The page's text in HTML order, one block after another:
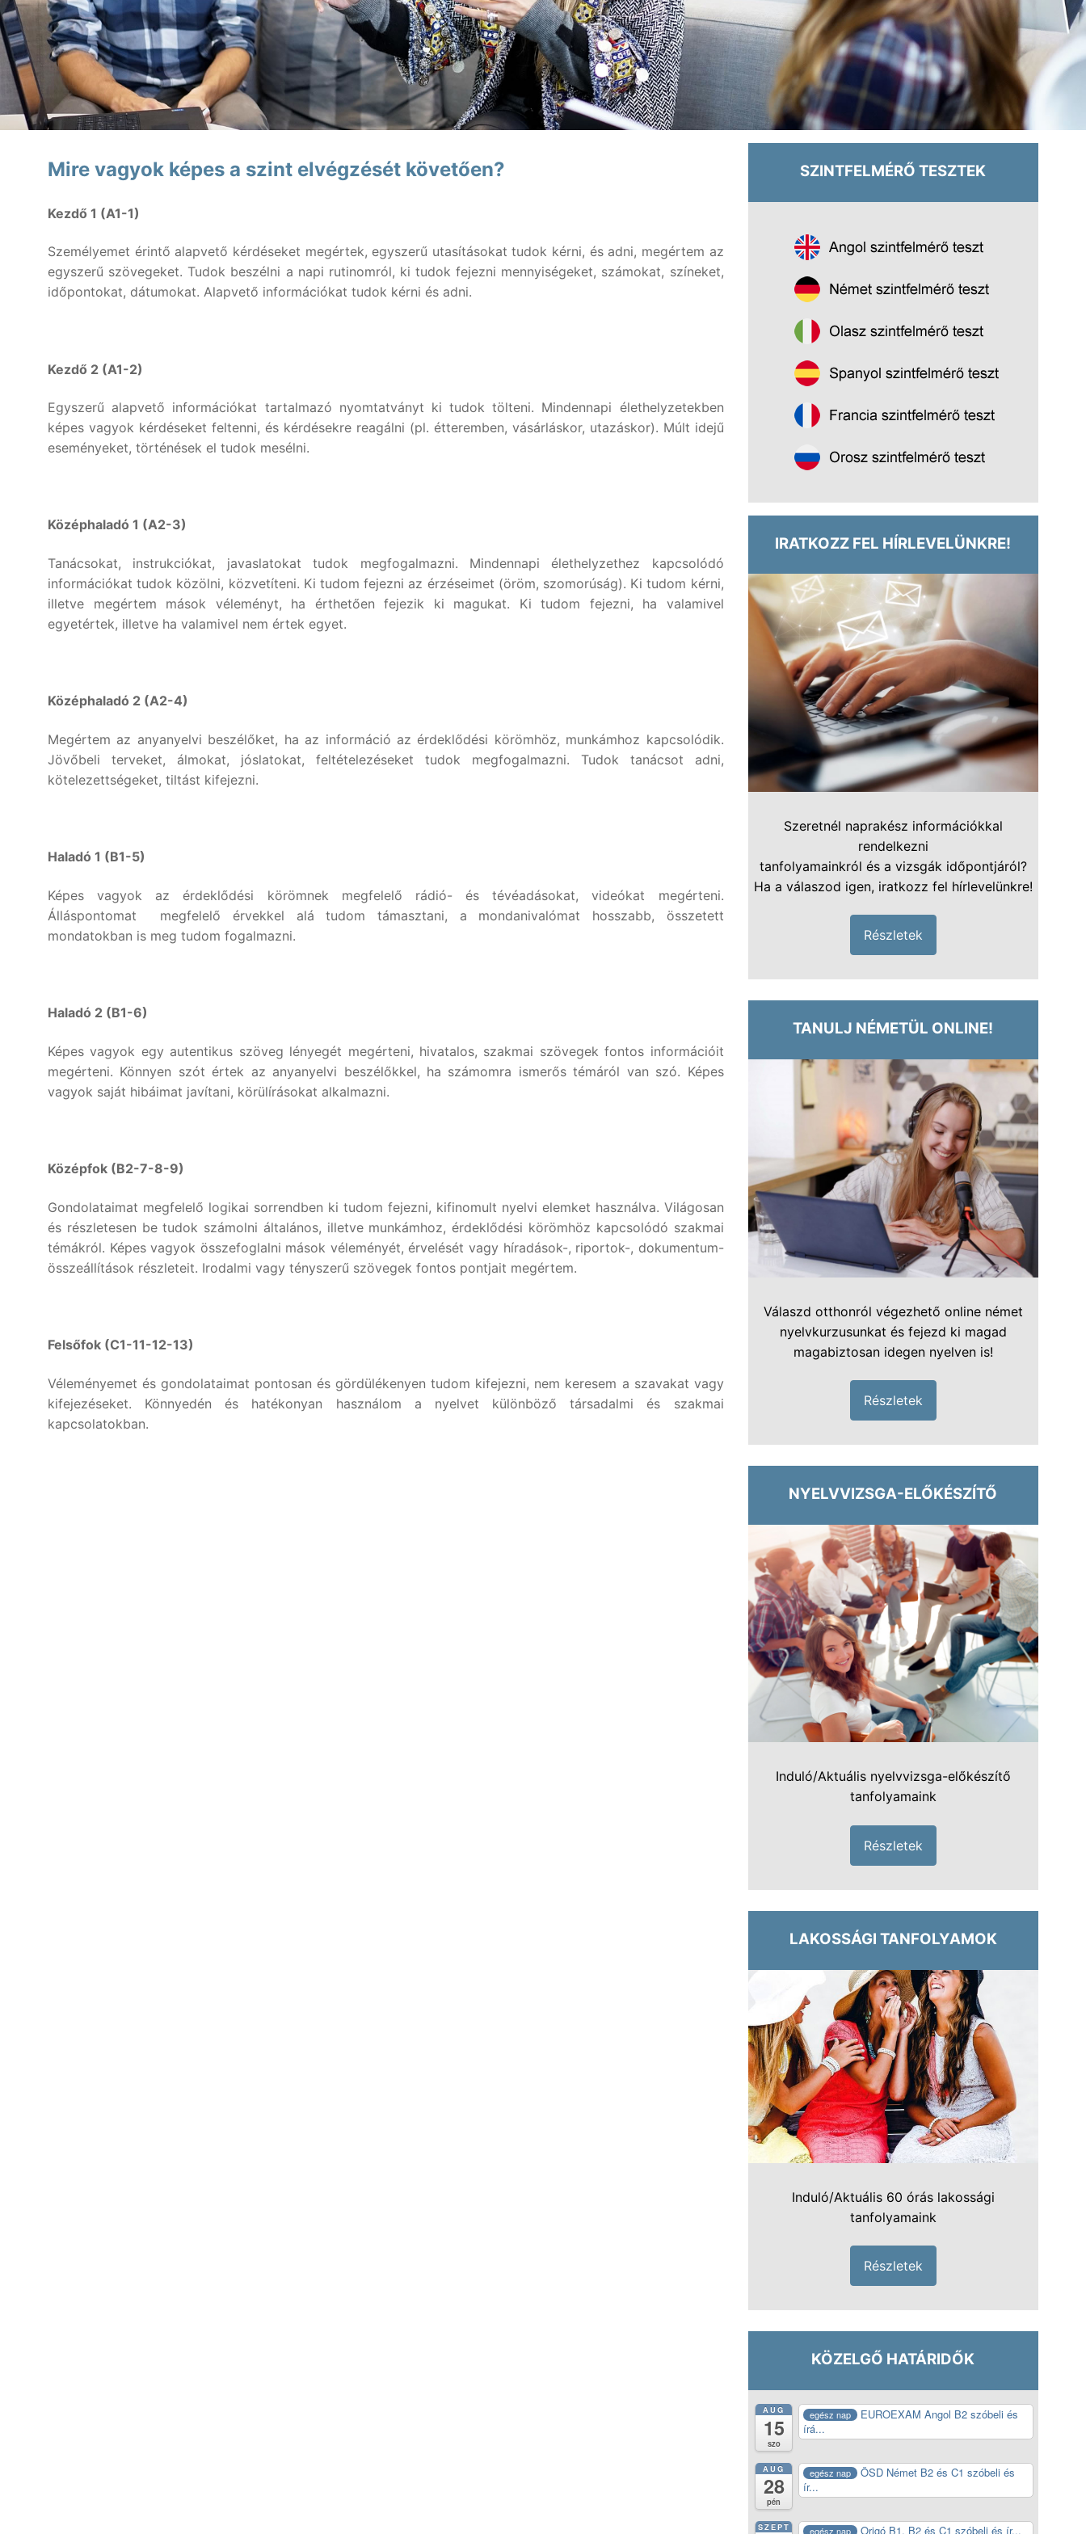
Magyar
English
Aktuális
Nyári intenzív kurzus
Nyelvtanfolyamok
Lakossági nyelvtanfolyamok
Online nyelvi képzés
Nyelvvizsga előkészítő tanfolyamok
Vállalati nyelvtanfolyamok
Nyelvvizsgák
Rólunk
Fordítás, tolmácsolás
Tanárainknak
Módszertani központ
Keresése:
Mire vagyok képes a szint elvégzését követően?
Kezdő 1 (A1-1)
Személyemet érintő alapvető kérdéseket megértek, egyszerű utasításokat tudok kérni, és adni, megértem az
egyszerű szövegeket. Tudok beszélni a napi rutinomról, ki tudok fejezni mennyiségeket, számokat, színeket,
időpontokat, dátumokat. Alapvető információkat tudok kérni és adni.
Kezdő 2 (A1-2)
Egyszerű alapvető információkat tartalmazó nyomtatványt ki tudok tölteni. Mindennapi élethelyzetekben
képes vagyok kérdéseket feltenni, és kérdésekre reagálni (pl. étteremben, vásárláskor, utazáskor). Múlt idejű
eseményeket, történések el tudok mesélni.
Középhaladó 1 (A2-3)
Tanácsokat, instrukciókat, javaslatokat tudok megfogalmazni. Mindennapi élethelyzethez kapcsolódó
információkat tudok közölni, közvetíteni. Ki tudom fejezni az érzéseimet (öröm, szomorúság). Ki tudom kérni,
illetve megértem mások véleményt, ha érthetően fejezik ki magukat. Ki tudom fejezni, ha valamivel
egyetértek, illetve ha valamivel nem értek egyet.
Középhaladó 2 (A2-4)
Megértem az anyanyelvi beszélőket, ha az információ az érdeklődési körömhöz, munkámhoz kapcsolódik.
Jövőbeli terveket, álmokat, jóslatokat, feltételezéseket tudok megfogalmazni. Tudok tanácsot adni,
kötelezettségeket, tiltást kifejezni.
Haladó 1 (B1-5)
Képes vagyok az érdeklődési körömnek megfelelő rádió- és tévéadásokat, videókat megérteni.
Álláspontomat megfelelő érvekkel alá tudom támasztani, a mondanivalómat hosszabb, összetett
mondatokban is meg tudom fogalmazni.
Haladó 2 (B1-6)
Képes vagyok egy autentikus szöveg lényegét megérteni, hivatalos, szakmai szövegek fontos információit
megérteni. Könnyen szót értek az anyanyelvi beszélőkkel, ha számomra ismerős témáról van szó. Képes
vagyok saját hibáimat javítani, körülírásokat alkalmazni.
Középfok (B2-7-8-9)
Gondolataimat megfelelő logikai sorrendben ki tudom fejezni, kifinomult nyelvi elemket használva. Világosan
és részletesen be tudok számolni általános, illetve munkámhoz, érdeklődési körömhöz kapcsolódó szakmai
témákról. Képes vagyok összefoglalni mások véleményét, érvelését vagy híradások-, riportok-, dokumentum-
összeállítások részleteit. Irodalmi vagy tényszerű szövegek fontos pontjait megértem.
Felsőfok (C1-11-12-13)
Véleményemet és gondolataimat pontosan és gördülékenyen tudom kifejezni, nem keresem a szavakat vagy
kifejezéseket. Könnyedén és hatékonyan használom a nyelvet különböző társadalmi és szakmai
kapcsolatokban.
SZINTFELMÉRŐ TESZTEK
IRATKOZZ FEL HÍRLEVELÜNKRE!
Szeretnél naprakész információkkal
rendelkezni
tanfolyamainkról és a vizsgák időpontjáról?
Ha a válaszod igen, iratkozz fel hírlevelünkre!
Részletek
TANULJ NÉMETÜL ONLINE!
Válaszd otthonról végezhető online német
nyelvkurzusunkat és fejezd ki magad
magabiztosan idegen nyelven is!
Részletek
NYELVVIZSGA-ELŐKÉSZÍTŐ
Induló/Aktuális nyelvvizsga-előkészítő
tanfolyamaink
Részletek
LAKOSSÁGI TANFOLYAMOK
Induló/Aktuális 60 órás lakossági
tanfolyamaink
Részletek
KÖZELGŐ HATÁRIDŐK
AUG
15
szo
egész nap
EUROEXAM Angol B2 szóbeli és
írá...
AUG
28
pén
egész nap
ÖSD Német B2 és C1 szóbeli és
ír...
SZEPT egész nap Origó B1, B2 és C1 szóbeli és ír...